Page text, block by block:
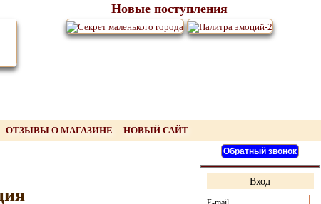
Новые поступления
ОТЗЫВЫ О МАГАЗИНЕ НОВЫЙ САЙТ
Вход